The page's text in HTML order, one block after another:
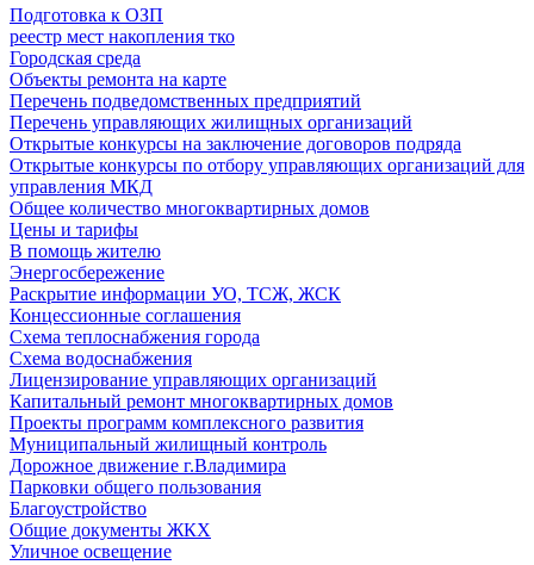
Подготовка к ОЗП
реестр мест накопления тко
Городская среда
Объекты ремонта на карте
Перечень подведомственных предприятий
Перечень управляющих жилищных организаций
Открытые конкурсы на заключение договоров подряда
Открытые конкурсы по отбору управляющих организаций для
управления МКД
Общее количество многоквартирных домов
Цены и тарифы
В помощь жителю
Энергосбережение
Раскрытие информации УО, ТСЖ, ЖСК
Концессионные соглашения
Схема теплоснабжения города
Схема водоснабжения
Лицензирование управляющих организаций
Капитальный ремонт многоквартирных домов
Проекты программ комплексного развития
Муниципальный жилищный контроль
Дорожное движение г.Владимира
Парковки общего пользования
Благоустройство
Общие документы ЖКХ
Уличное освещение